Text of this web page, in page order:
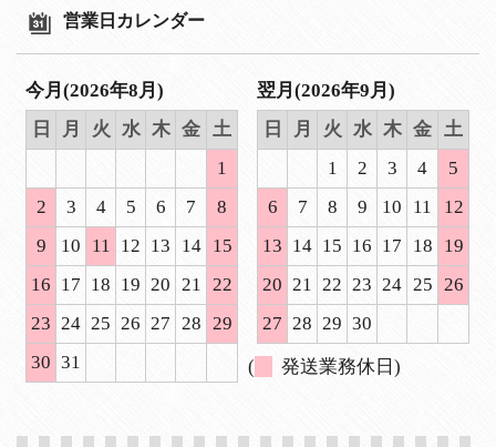
営業日カレンダー
今月(2026年8月)
日
月 火 水 木 金
土
1
2
3 4 5 6 7
8
9
10 11 12 13 14 15
16 17 18 19 20 21
22
23 24 25 26 27 28
29
30 31
翌月(2026年9月)
日
月 火 水 木 金
土
1
2 3 4
5
6
7 8 9 10 11
12
13 14 15 16 17 18
19
20 21 22 23 24 25
26
27 28 29 30
( 発送業務休日)